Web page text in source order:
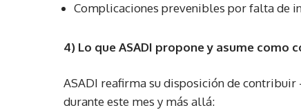
Complicaciones prevenibles por falta de
4) Lo que ASADI propone y asume como
ASADI reafirma su disposición de
durante este mes y más allá: